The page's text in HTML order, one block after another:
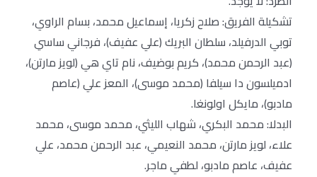
تشكيلة الفريق: صلاح زكريا، إسماعيل محمد، بسام الراوي،
توبي الدرفيلد، سلطان البريك (علي عفيف)، فرجاني ساسي
(عبد الرحمن محمد)، كريم بوضيف، نام تاي هي (لويز مارتن)،
ادميلسون دا سيلفا (محمد موسى)، المعز علي (عاصم
مادبو)، مايكل اولونغا.
البدلا: محمد البكري، شهاب الليثي، محمد موسى، محمد
علاء، لويز مارتن، محمد النعيمي، عبد الرحمن محمد، علي
عفيف، عاصم مادبو، لطفي ماجر.